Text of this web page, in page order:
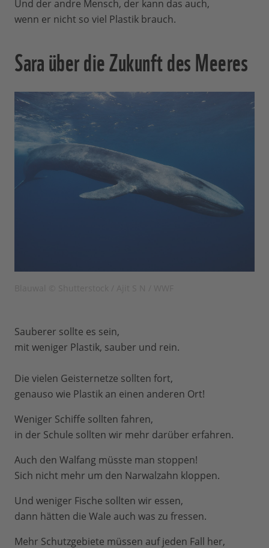
Und der andre Mensch, der kann das auch,
wenn er nicht so viel Plastik brauch.
Sara über die Zukunft des Meeres
Sauberer sollte es sein,
mit weniger Plastik, sauber und rein.
Die vielen Geisternetze sollten fort,
genauso wie Plastik an einen anderen Ort!
Weniger Schiffe sollten fahren,
in der Schule sollten wir mehr darüber erfahren.
Auch den Walfang müsste man stoppen!
Sich nicht mehr um den Narwalzahn kloppen.
Und weniger Fische sollten wir essen,
dann hätten die Wale auch was zu fressen.
Mehr Schutzgebiete müssen auf jeden Fall her,